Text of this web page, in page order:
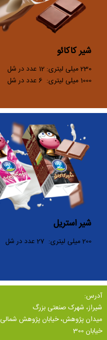
شیر کاکائو
230 میلی لیتری: 12 عدد در شل
1000 میلی لیتری: 6 عدد در شل
شیر استریل
200 میلی لیتری: 27 عدد در شل
آدرس:
شیراز، شهرک صنعتی بزرگ
میدان پژوهش، خیابان پژوهش شمالی
خیابان 300